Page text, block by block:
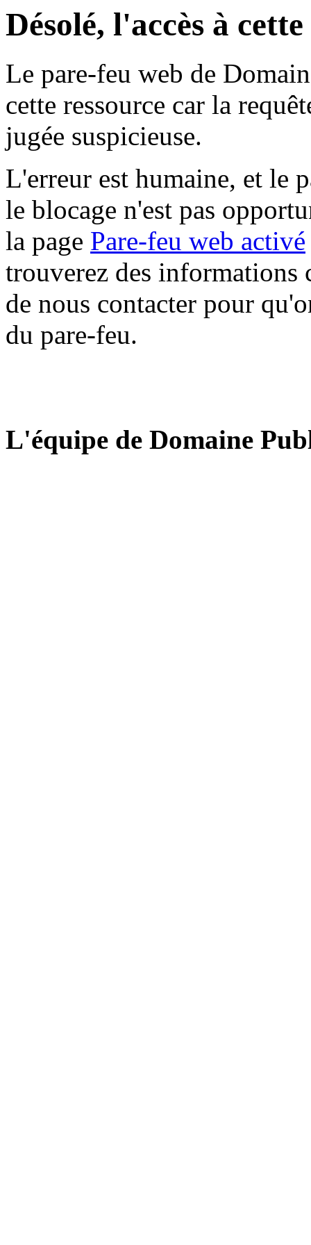
Désolé, l'accès à
Le pare-feu web de
cette ressource car la
jugée suspicieuse.
L'erreur est humaine, et le
le blocage n'est pas
la page Pare-feu web activé
trouverez des informations
de nous contacter pour
du pare-feu.
L'équipe de Domaine